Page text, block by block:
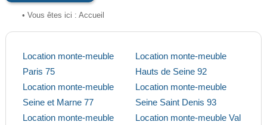
• Vous êtes ici : Accueil
Location monte-meuble
Paris 75
Location monte-meuble
Seine et Marne 77
Location monte-meuble
Location monte-meuble
Hauts de Seine 92
Location monte-meuble
Seine Saint Denis 93
Location monte-meuble Val